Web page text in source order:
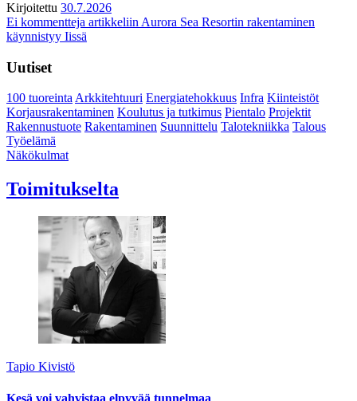
Kirjoitettu 30.7.2026
Ei kommentteja artikkeliin Aurora Sea Resortin rakentaminen
käynnistyy Iissä
Uutiset
100 tuoreintaArkkitehtuuri Energiatehokkuus Infra Kiinteistöt
Korjausrakentaminen Koulutus ja tutkimus Pientalo Projektit
Rakennustuote Rakentaminen Suunnittelu Talotekniikka Talous
Työelämä
Näkökulmat
Toimitukselta
Tapio Kivistö
Kesä voi vahvistaa elpyvää tunnelmaa